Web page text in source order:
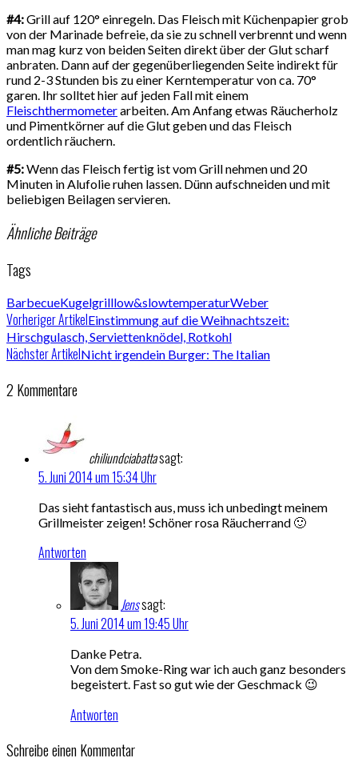
#4:Grill auf 120° einregeln. Das Fleisch mit Küchenpapier grob
von der Marinade befreie, da sie zu schnell verbrennt und wenn
man mag kurz von beiden Seiten direkt über der Glut scharf
anbraten. Dann auf der gegenüberliegenden Seite indirekt für
rund 2-3 Stunden bis zu einer Kerntemperatur von ca. 70°
garen. Ihr solltet hier auf jeden Fall mit einem
Fleischthermometerarbeiten. Am Anfang etwas Räucherholz
und Pimentkörner auf die Glut geben und das Fleisch
ordentlich räuchern.
#5:Wenn das Fleisch fertig ist vom Grill nehmen und 20
Minuten in Alufolie ruhen lassen. Dünn aufschneiden und mit
beliebigen Beilagen servieren.
Ähnliche Beiträge
Tags
BarbecueKugelgrilllow&slowtemperaturWeber
Vorheriger ArtikelEinstimmung auf die Weihnachtszeit:
Hirschgulasch, Serviettenknödel, Rotkohl
Nächster ArtikelNicht irgendein Burger: The Italian
2 Kommentare
chiliundciabattasagt:
5. Juni 2014 um 15:34 Uhr
Das sieht fantastisch aus, muss ich unbedingt meinem
Grillmeister zeigen! Schöner rosa Räucherrand 🙂
Antworten
Jenssagt:
5. Juni 2014 um 19:45 Uhr
Danke Petra.
Von dem Smoke-Ring war ich auch ganz besonders
begeistert. Fast so gut wie der Geschmack 😉
Antworten
Schreibe einen Kommentar